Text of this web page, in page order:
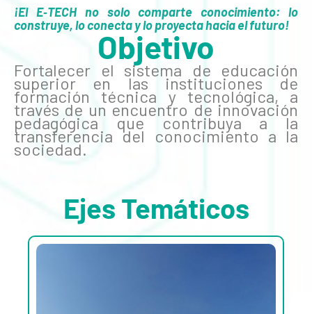
¡El E‑TECH no solo comparte conocimiento: lo
construye, lo conecta y lo proyecta hacia el futuro!
Objetivo
Fortalecer el sistema de educación
superior en las instituciones de
formación técnica y tecnológica, a
través de un encuentro de innovación
pedagógica que contribuya a la
transferencia del conocimiento a la
sociedad.
Ejes Temáticos